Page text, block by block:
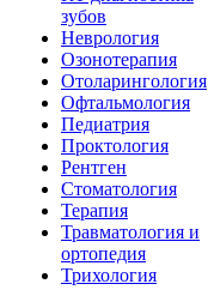
зубов
Неврология
Озонотерапия
Отоларингология
Офтальмология
Педиатрия
Проктология
Рентген
Стоматология
Терапия
Травматология и
ортопедия
Трихология